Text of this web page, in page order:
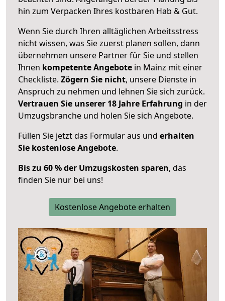
hin zum Verpacken Ihres kostbaren Hab & Gut.
Wenn Sie durch Ihren alltäglichen Arbeitsstress
nicht wissen, was Sie zuerst planen sollen, dann
übernehmen unsere Partner für Sie und stellen
Ihnen kompetente Angebote in Mainz mit einer
Checkliste. Zögern Sie nicht, unsere Dienste in
Anspruch zu nehmen und lehnen Sie sich zurück.
Vertrauen Sie unserer 18 Jahre Erfahrung in der
Umzugsbranche und holen Sie sich Angebote.
Füllen Sie jetzt das Formular aus und erhalten
Sie kostenlose Angebote.
Bis zu 60 % der Umzugskosten sparen, das
finden Sie nur bei uns!
Kostenlose Angebote erhalten